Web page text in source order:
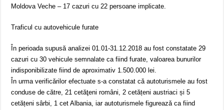
Moldova Veche – 17 cazuri cu 22 persoane implicate.
Traficul cu autovehicule furate
În perioada supusă analizei 01.01-31.12.2018 au fost constatate 29
cazuri cu 30 vehicule semnalate ca fiind furate, valoarea bunurilor
indisponibilizate fiind de aproximativ 1.500.000 lei.
În urma verificǎrilor efectuate s-a constatat cǎ autoturismele au fost
conduse de către, 21 cetăţeni români, 2 cetățeni austriaci și 5
cetățeni sârbi, 1 cet Albania, iar autoturismele figureazǎ ca fiind